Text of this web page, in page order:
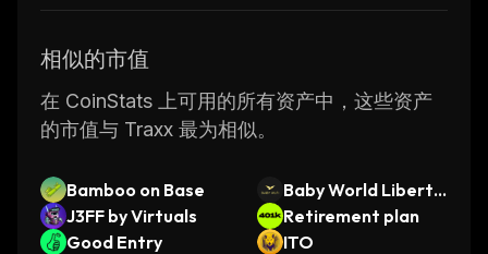
users can learn how to use the system
Overall, Traxx is a reliable cryptocurrency
platform that offers great features for both
beginners and experienced traders alike. With
interface, and wide range of services, it’s no
wonder why many people have chosen Traxx
as their go-to crypto platform.
相似的市值
在 CoinStats 上可用的所有资产中，这些资产
的市值与 Traxx 最为相似。
Bamboo on Base
Baby World Liberty
Financial
J3FF by Virtuals
Retirement plan
Good Entry
ITO